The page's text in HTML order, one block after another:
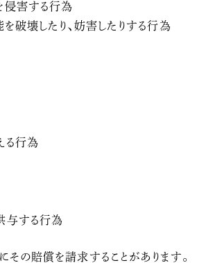
侵害する行為
破壊したり、妨害したりする行為
る行為
与する行為
の賠償を請求することがあります。